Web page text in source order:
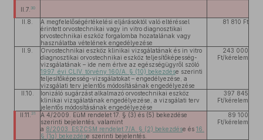
II.7. 30
II.8.
A megfelelőségértékelési eljárásoktól való eltéréssel
érintett orvostechnikai vagy in vitro diagnosztikai
orvostechnikai eszköz forgalomba hozatalának vagy
használatba vételének engedélyezése
81 810 Ft
II.9.
Orvostechnikai eszköz klinikai vizsgálatának és in vitro
diagnosztikai orvostechnikai eszköz teljesítőképesség-
vizsgálatának – ide nem értve az egészségügyről szóló
1997. évi CLIV. törvény 160/A. § (10) bekezdése szerinti
teljesítőképesség-vizsgálatokat – engedélyezése, a
vizsgálati terv jelentős módosításának engedélyezése
243 000
Ft/kérelem
II.10.
Ionizáló sugárzást alkalmazó orvostechnikai eszköz
klinikai vizsgálatának engedélyezése, a vizsgálati terv
jelentős módosításának engedélyezése
397 845
Ft/kérelem
II.11. 31
A 4/2009. EüM rendelet 17. § (3) és (5) bekezdése
szerinti bejelentés, valamint
a 8/2003. ESZCSM rendelet 7/A. § (2) bekezdése és 16.
§ (1g) bekezdése szerinti bejelentés.
89 100
Ft/kérelem